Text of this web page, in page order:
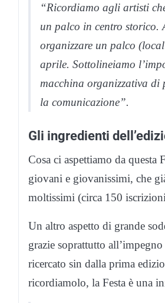
“Ricordiamo agli artisti
un palco in centro storico.
organizzare un palco
aprile. Sottolineiamo
macchina organizzativa di
la comunicazione”.
Gli ingredienti
Cosa ci aspettiamo da questa
giovani e giovanissimi, che
moltissimi (circa 150
Un altro aspetto di grande
grazie soprattutto
ricercato sin dalla prima
ricordiamolo, la Festa è una